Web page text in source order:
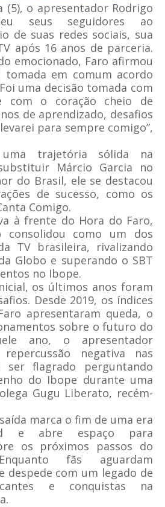
(5), o apresentador Rodrigo
seus seguidores ao
de suas redes sociais, sua
após 16 anos de parceria.
emocionado, Faro afirmou
tomada em comum acordo
uma decisão tomada com
com o coração cheio de
de aprendizado, desafios
para sempre comigo”,
trajetória sólida na
Márcio Garcia no
do Brasil, ele se destacou
de sucesso, como os
Comigo.
à frente do Hora do Faro,
consolidou como um dos
TV brasileira, rivalizando
Globo e superando o SBT
no Ibope.
os últimos anos foram
Desde 2019, os índices
apresentaram queda, o
sobre o futuro do
ano, o apresentador
negativa nas
ser flagrado perguntando
do Ibope durante uma
Gugu Liberato, recém-
marca o fim de uma era
e abre espaço para
os próximos passos do
fãs aguardam
despede com um legado de
e conquistas na